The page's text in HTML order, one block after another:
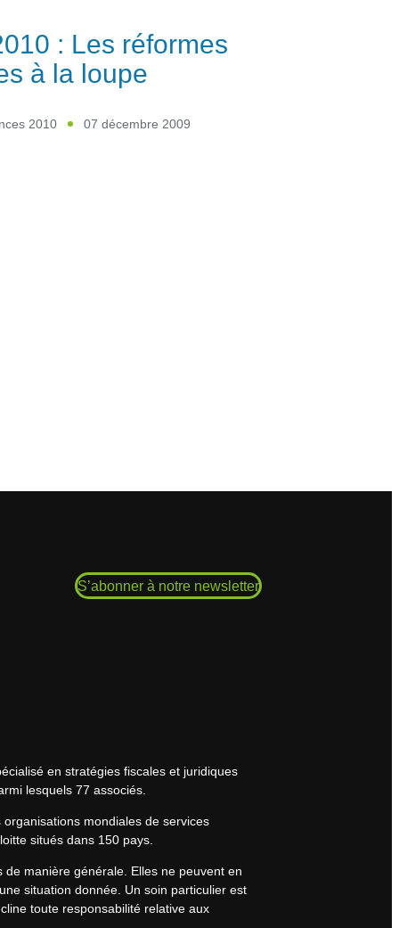
: Les réformes
à la loupe
2010 07 décembre 2009
S’abonner à notre newsletter
en stratégies fiscales et juridiques
lesquels 77 associés.
mondiales de services
situés dans 150 pays.
manière générale. Elles ne peuvent en
situation donnée. Un soin particulier est
toute responsabilité relative aux